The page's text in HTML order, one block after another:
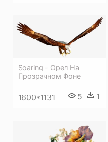
Soaring - Орел На
Прозрачном Фоне
1600*1131 5 1